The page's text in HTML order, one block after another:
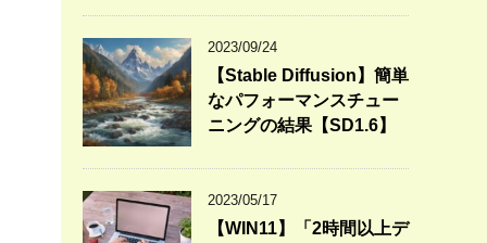
2023/09/24
【Stable Diffusion】簡単
なパフォーマンスチュー
ニングの結果【SD1.6】
2023/05/17
【WIN11】「2時間以上デ